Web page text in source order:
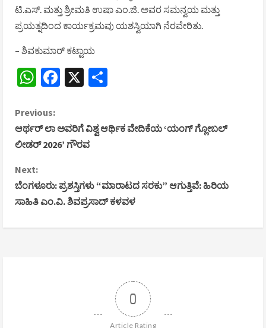
ಟಿ.ಎಸ್. ಮತ್ತು ಶ್ರೀಮತಿ ಉಷಾ ಎಂ.ಜಿ. ಅವರ ಸಮನ್ವಯ ಮತ್ತು
ಪ್ರಯತ್ನದಿಂದ ಕಾರ್ಯಕ್ರಮವು ಯಶಸ್ವಿಯಾಗಿ ನೆರವೇರಿತು.
– ಶಿವಕುಮಾರ್ ಕಟ್ಟಾಯ
WhatsApp
Facebook
X
C
o
n
t
Previous:
ಆರ್ಥರ್ ಲಾ ಅವರಿಗೆ ವಿಶ್ವ ಆರ್ಥಿಕ ವೇದಿಕೆಯ ‘ಯಂಗ್ ಗ್ಲೋಬಲ್
ಲೀಡರ್ 2026’ ಗೌರವ
Next:
ಬೆಂಗಳೂರು: ಪ್ರಶಸ್ತಿಗಳು “ಮಾರಾಟದ ಸರಕು” ಆಗುತ್ತಿವೆ: ಹಿರಿಯ
ಸಾಹಿತಿ ಎಂ.ವಿ. ಶಿವಪ್ರಸಾದ್ ಕಳವಳ
0
Article Rating